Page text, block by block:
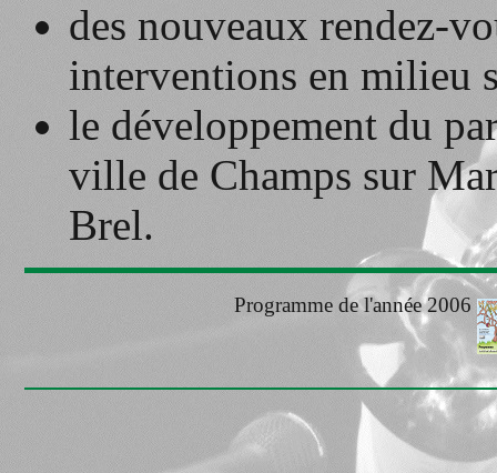
des nouveaux rendez-
interventions en milieu
le développement du
ville de Champs sur
Brel.
Programme de l'année 2006